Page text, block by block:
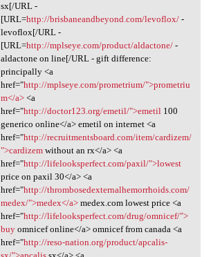
sx[/URL -
[URL=http://brisbaneandbeyond.com/levoflox/-
levoflox[/URL -
[URL=http://mplseye.com/product/aldactone/-
aldactone on line[/URL - gift difference:
principally <a
href="http://mplseye.com/prometrium/">prometriu
m</a><a
href="http://doctor123.org/emetil/">emetil100
generico online</a> emetil on internet <a
href="http://recruitmentsboard.com/item/cardizem/
">cardizemwithout an rx</a> <a
href="http://lifelooksperfect.com/paxil/">lowest
price on paxil 30</a> <a
href="http://thrombosedexternalhemorrhoids.com/
medex/">medex</a>medex.com lowest price <a
href="http://lifelooksperfect.com/drug/omnicef/">
buyomnicef online</a> omnicef from canada <a
href="http://reso-nation.org/product/apcalis-